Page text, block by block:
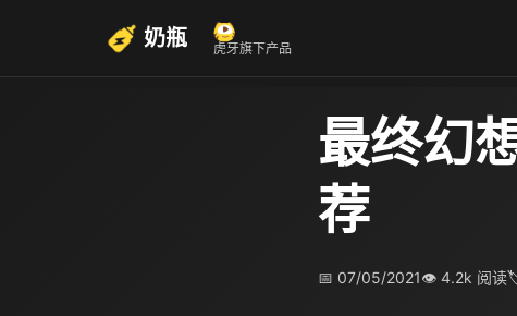
奶瓶 虎牙旗下产品
最终幻
荐
📅 07/05/2021👁 4.2k 阅读